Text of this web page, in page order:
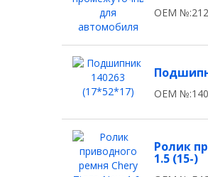
OEM
OEM
Ролик
1.5 (15-)